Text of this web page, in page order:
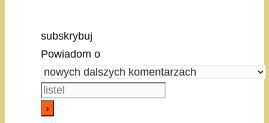
subskrybuj
Powiadom o